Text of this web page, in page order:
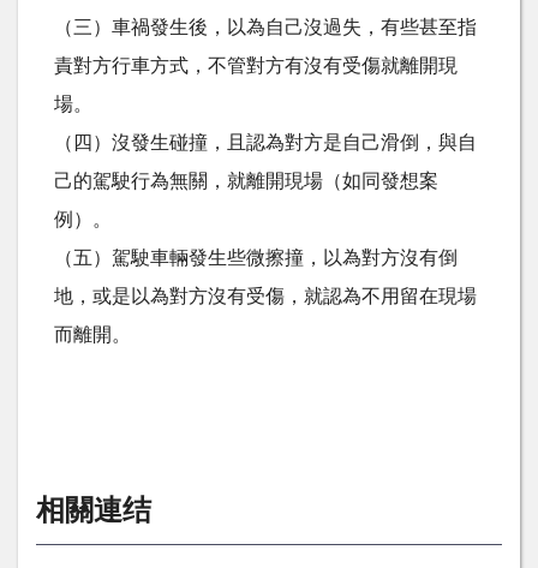
（三）車禍發生後，以為自己沒過失，有些甚至指
責對方行車方式，不管對方有沒有受傷就離開現
場。
（四）沒發生碰撞，且認為對方是自己滑倒，與自
己的駕駛行為無關，就離開現場（如同發想案
例）。
（五）駕駛車輛發生些微擦撞，以為對方沒有倒
地，或是以為對方沒有受傷，就認為不用留在現場
而離開。
相關連结